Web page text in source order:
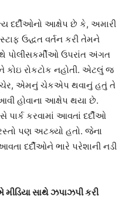
દર્દીઓનો આક્ષેપ છે કે, અમારી
ઉદ્ધત વર્તન કરી તેમને
પોલીસકર્મીઓ ઉપરાંત અંગત
કોઇ રોકટોક નહોતી. એટલું જ
એમનું ચેકએપ થવાનું હતું તે
હોવાના આક્ષેપ થયા છે.
પાર્ક કરવામાં આવતાં દર્દીઓ
પણ અટક્યો હતો. જેના
દર્દીઓને ભારે પરેશાની નડી
મીડિયા સાથે ઝપાઝપી કરી